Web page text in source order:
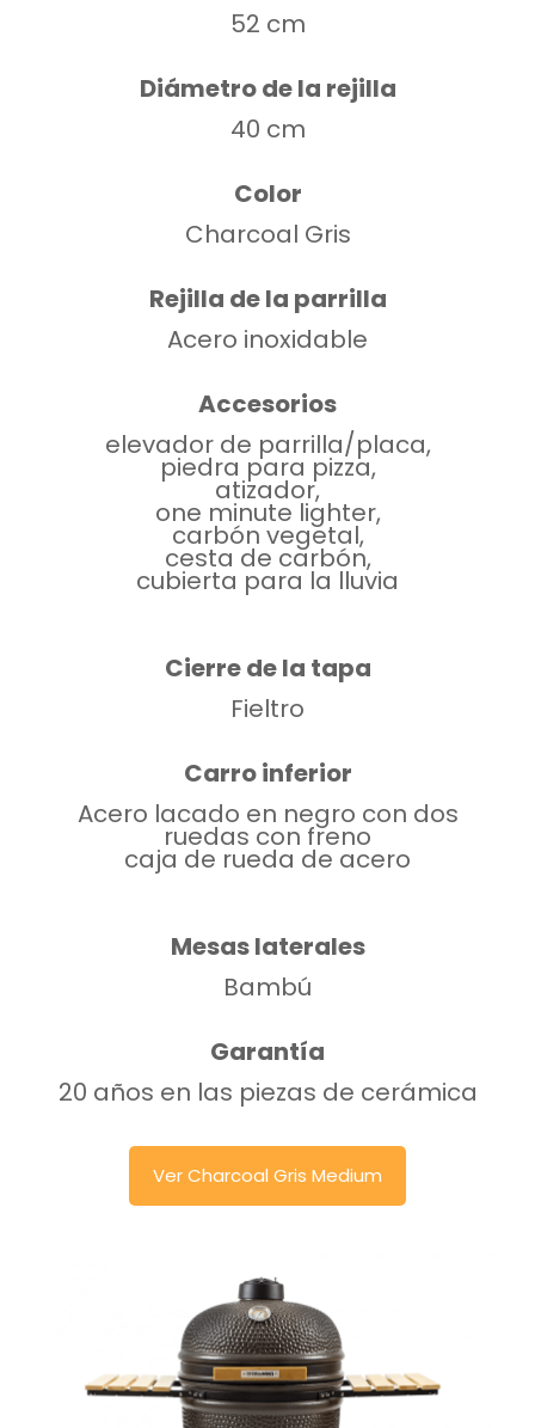
52 cm
Diámetro de la rejilla
40 cm
Color
Charcoal Gris
Rejilla de la parrilla
Acero inoxidable
Accesorios
elevador de parrilla/placa,
piedra para pizza,
atizador,
one minute lighter,
carbón vegetal,
cesta de carbón,
cubierta para la lluvia
Cierre de la tapa
Fieltro
Carro inferior
Acero lacado en negro con dos
ruedas con freno
caja de rueda de acero
Mesas laterales
Bambú
Garantía
20 años en las piezas de cerámica
Ver Charcoal Gris Medium